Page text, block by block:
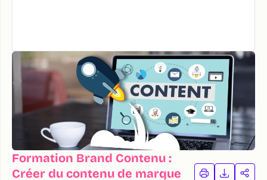
Formation Brand Contenu :
Créer du contenu de marque
IMPRIMER